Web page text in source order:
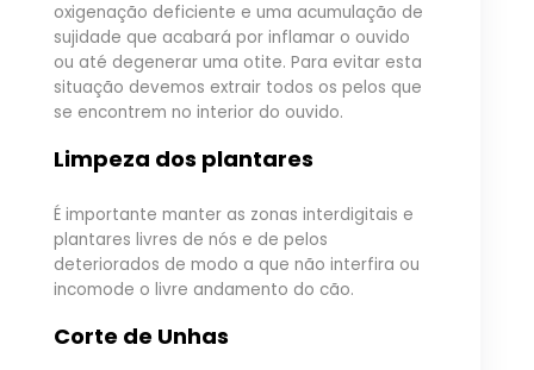
oxigenação deficiente e uma acumulação de
sujidade que acabará por inflamar o ouvido
ou até degenerar uma otite. Para evitar esta
situação devemos extrair todos os pelos que
se encontrem no interior do ouvido.
Limpeza dos plantares
É importante manter as zonas interdigitais e
plantares livres de nós e de pelos
deteriorados de modo a que não interfira ou
incomode o livre andamento do cão.
Corte de Unhas